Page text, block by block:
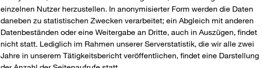
einzelnen Nutzer herzustellen. In anonymisierter Form werden die Daten
daneben zu statistischen Zwecken verarbeitet; ein Abgleich mit anderen
Datenbeständen oder eine Weitergabe an Dritte, auch in Auszügen, findet
nicht statt. Lediglich im Rahmen unserer Serverstatistik, die wir alle zwei
Jahre in unserem Tätigkeitsbericht veröffentlichen, findet eine Darstellung